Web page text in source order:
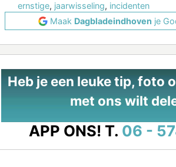
ernstige, jaarwisseling, incidenten
Maak Dagbladeindhoven je
Heb je een leuke tip, foto
met ons wilt
APP ONS! T. 06 -